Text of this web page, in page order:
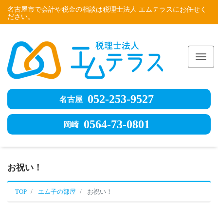
名古屋市で会計や税金の相談は税理士法人 エムテラスにお任せく
ださい。
名古屋 052-253-9527
岡崎 0564-73-0801
お祝い！
TOP エム子の部屋 お祝い！